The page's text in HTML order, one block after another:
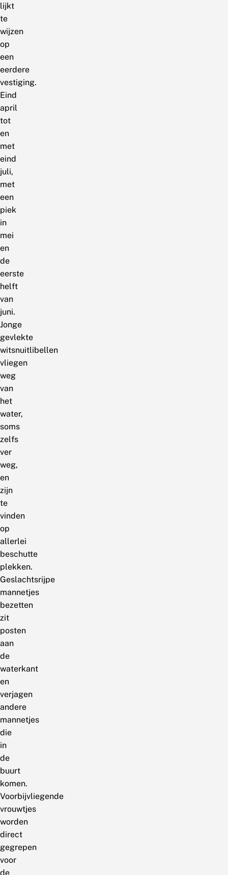
lijkt
te
wijzen
op
een
eerdere
vestiging.
Eind
april
tot
en
met
eind
juli,
met
een
piek
in
mei
en
de
eerste
helft
van
juni.
Jonge
gevlekte
witsnuitlibellen
vliegen
weg
van
het
water,
soms
zelfs
ver
weg,
en
zijn
te
vinden
op
allerlei
beschutte
plekken.
Geslachtsrijpe
mannetjes
bezetten
zit
posten
aan
de
waterkant
en
verjagen
andere
mannetjes
die
in
de
buurt
komen.
Voorbijvliegende
vrouwtjes
worden
direct
gegrepen
voor
de